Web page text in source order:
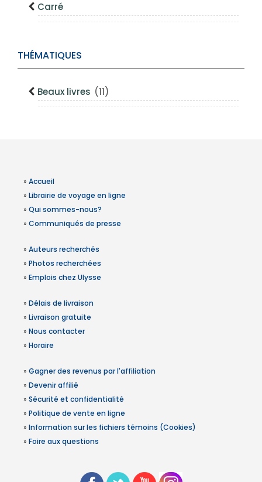
Carré
THÉMATIQUES
Beaux livres (11)
» Accueil
» Librairie de voyage en ligne
» Qui sommes-nous?
» Communiqués de presse
» Auteurs recherchés
» Photos recherchées
» Emplois chez Ulysse
» Délais de livraison
» Livraison gratuite
» Nous contacter
» Horaire
» Gagner des revenus par l'affiliation
» Devenir affilié
» Sécurité et confidentialité
» Politique de vente en ligne
» Information sur les fichiers témoins (Cookies)
» Foire aux questions